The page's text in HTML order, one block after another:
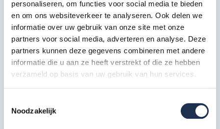
personaliseren, om functies voor social media te bieden
en om ons websiteverkeer te analyseren. Ook delen we
informatie over uw gebruik van onze site met onze
partners voor social media, adverteren en analyse. Deze
partners kunnen deze gegevens combineren met andere
informatie die u aan ze heeft verstrekt of die ze hebben
verzameld op basis van uw gebruik van hun services.
Noodzakelijk
Nederlandse warenwet
TÜV certificaat
EN 1004
Deze samenstelling bestaat uit: